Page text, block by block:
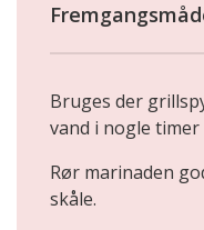
Bruges der
vand i nogle
Rør marinaden
skåle.